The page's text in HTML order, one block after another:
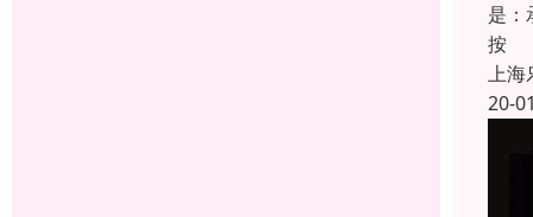
是：
按
上海
20-